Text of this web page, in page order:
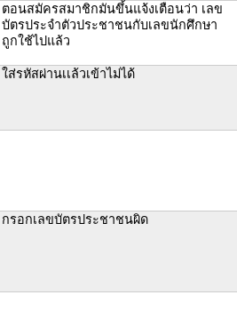
ตอนสมัครสมาชิกมันขึ้นแจ้งเตือนว่า เลข
บัตรประจำตัวประชาชนกับเลขนักศึกษา
ถูกใช้ไปแล้ว
ใส่รหัสผ่านเเล้วเข้าไม่ได้
กรอกเลขบัตรประชาชนผิด